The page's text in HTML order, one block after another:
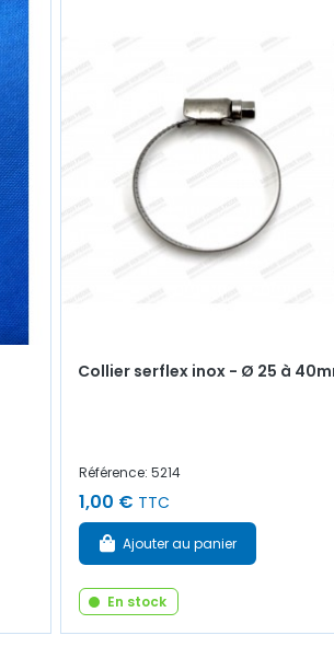
Collier serflex inox - Ø 25 à
Référence: 5214
1,00 € TTC
Ajouter au panier
En stock